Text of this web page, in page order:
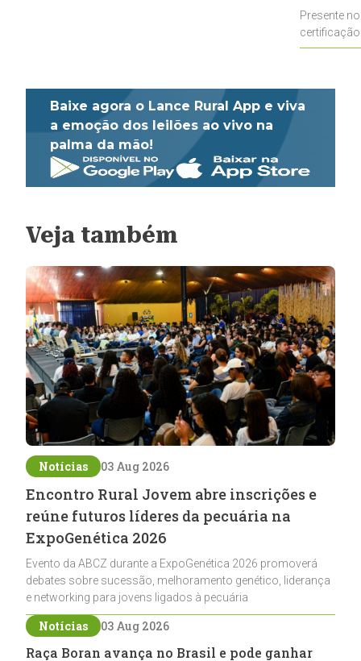
Presente
Baixe agora o Lance Rural App e viva
a emoção dos leilões ao vivo na
palma da mão!
Veja também
Notícias 03 Aug 2026
Encontro Rural Jovem abre inscrições e
reúne futuros líderes da pecuária na
ExpoGenética 2026
Evento da ABCZ durante a ExpoGenética 2026 promoverá
debates sobre sucessão, melhoramento genético, liderança
e networking para jovens ligados à pecuária
Notícias 03 Aug 2026
Raça Boran avança no Brasil e pode ganhar